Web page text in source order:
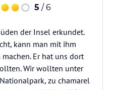
5 / 6
der Insel erkundet.
kann man mit ihm
Er hat uns dort
Wir wollten unter
zu chamarel